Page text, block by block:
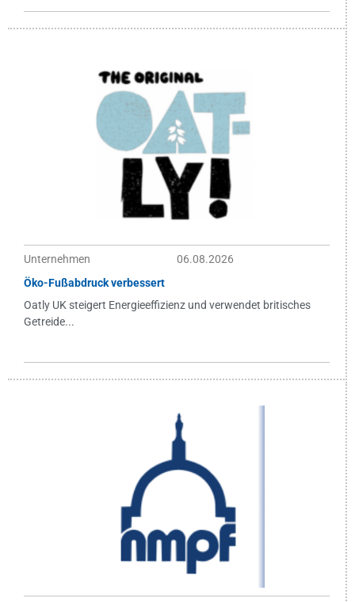
Unternehmen
06.08.2026
Öko-Fußabdruck verbessert
Oatly UK steigert Energieeffizienz und verwendet britisches
Getreide...